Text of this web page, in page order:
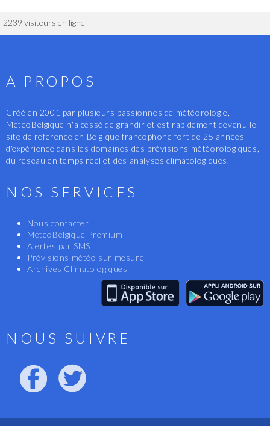
2239 visiteurs en ligne
A PROPOS
Créé en 2001 par plusieurs passionnés de météorologie,
MeteoBelgique n'a cessé de grandir et est rapidement devenu le
site de référence en Belgique francophone fort de 25 années
d'expérience dans les domaines des prévisions météorologiques,
du réseau en temps réel et des analyses climatologiques.
NOS SERVICES
Nous contacter
MeteoBelgique Premium
Alertes par SMS
Prévisions météo sur mesure
Archives Climatologiques
NOUS SUIVRE